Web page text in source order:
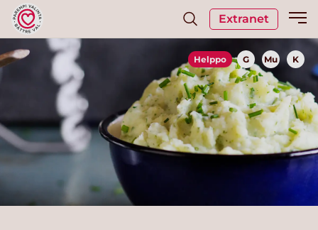
Extranet
Helppo G Mu K